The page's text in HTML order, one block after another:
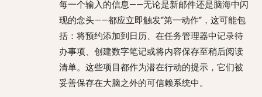
每一个输入的信息——无论是新邮件还是脑海中闪
现的念头——都应立即触发“第一动作“，这可能包
括：将预约添加到日历、在任务管理器中记录待
办事项、创建数字笔记或将内容保存至稍后阅读
清单。这些项目都作为潜在行动的提示，它们被
妥善保存在大脑之外的可信赖系统中。